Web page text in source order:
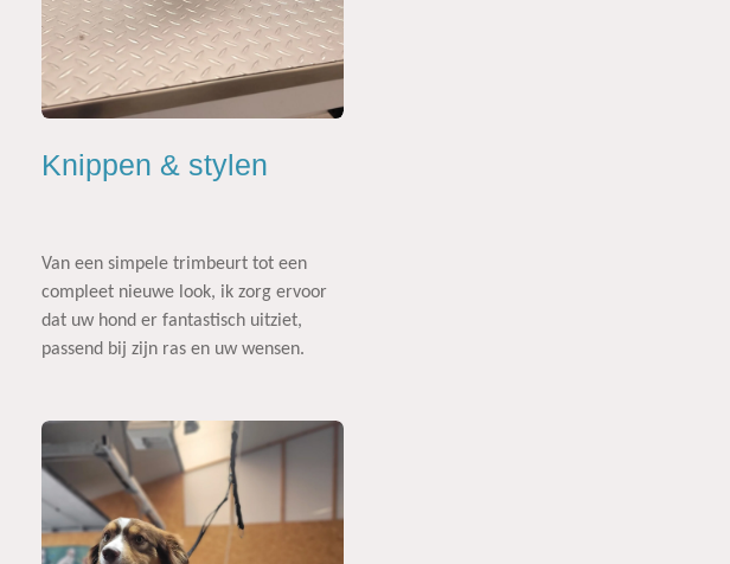
Knippen & stylen
Van een simpele trimbeurt tot een
compleet nieuwe look, ik zorg ervoor
dat uw hond er fantastisch uitziet,
passend bij zijn ras en uw wensen.